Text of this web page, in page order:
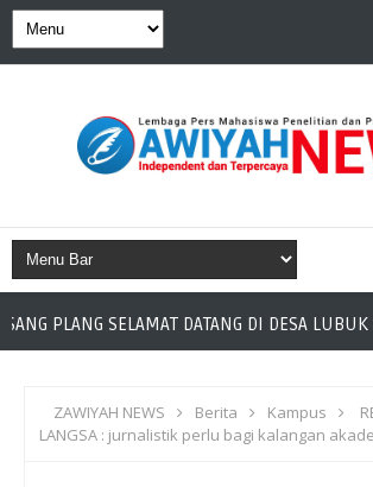
DATANG DI DESA LUBUK BATIL
ZAWIYAH NEWS Berita Kampus
LANGSA : jurnalistik perlu bagi kalangan